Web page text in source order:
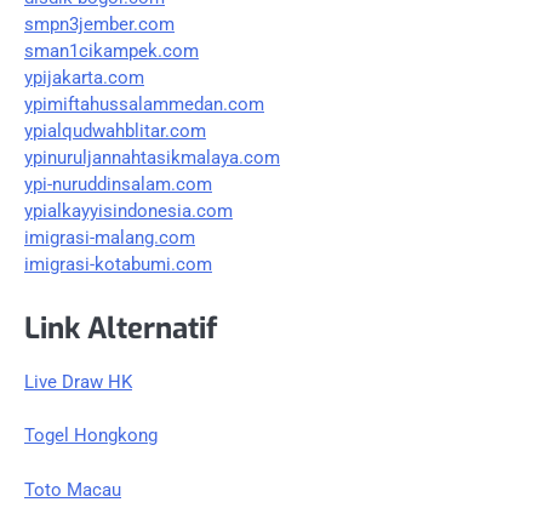
smpn3jember.com
sman1cikampek.com
ypijakarta.com
ypimiftahussalammedan.com
ypialqudwahblitar.com
ypinuruljannahtasikmalaya.com
ypi-nuruddinsalam.com
ypialkayyisindonesia.com
imigrasi-malang.com
imigrasi-kotabumi.com
Link Alternatif
Live Draw HK
Togel Hongkong
Toto Macau